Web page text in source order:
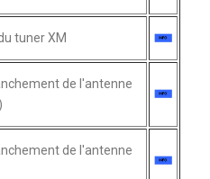
tuner XM
de l'antenne
de l'antenne